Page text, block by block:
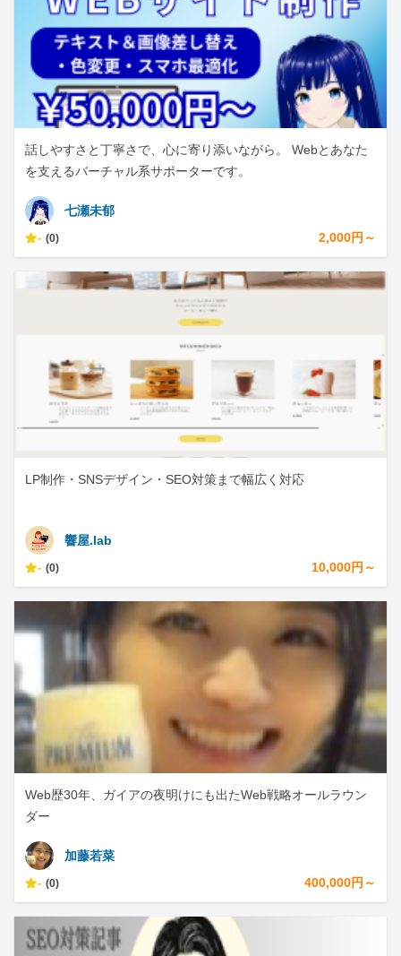
話しやすさと丁寧さで、心に寄り添いながら。 Webとあなた
を支えるバーチャル系サポーターです。
七瀬未郁
- (0) 2,000円～
LP制作・SNSデザイン・SEO対策まで幅広く対応
響屋.lab
- (0) 10,000円～
Web歴30年、ガイアの夜明けにも出たWeb戦略オールラウン
ダー
加藤若菜
- (0) 400,000円～